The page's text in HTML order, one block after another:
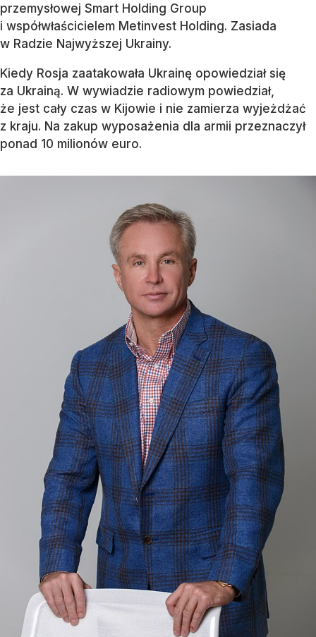
przemysłowej Smart Holding Group
i współwłaścicielem Metinvest Holding. Zasiada
w Radzie Najwyższej Ukrainy.
Kiedy Rosja zaatakowała Ukrainę opowiedział się
za Ukrainą. W wywiadzie radiowym powiedział,
że jest cały czas w Kijowie i nie zamierza wyjeżdżać
z kraju. Na zakup wyposażenia dla armii przeznaczył
ponad 10 milionów euro.